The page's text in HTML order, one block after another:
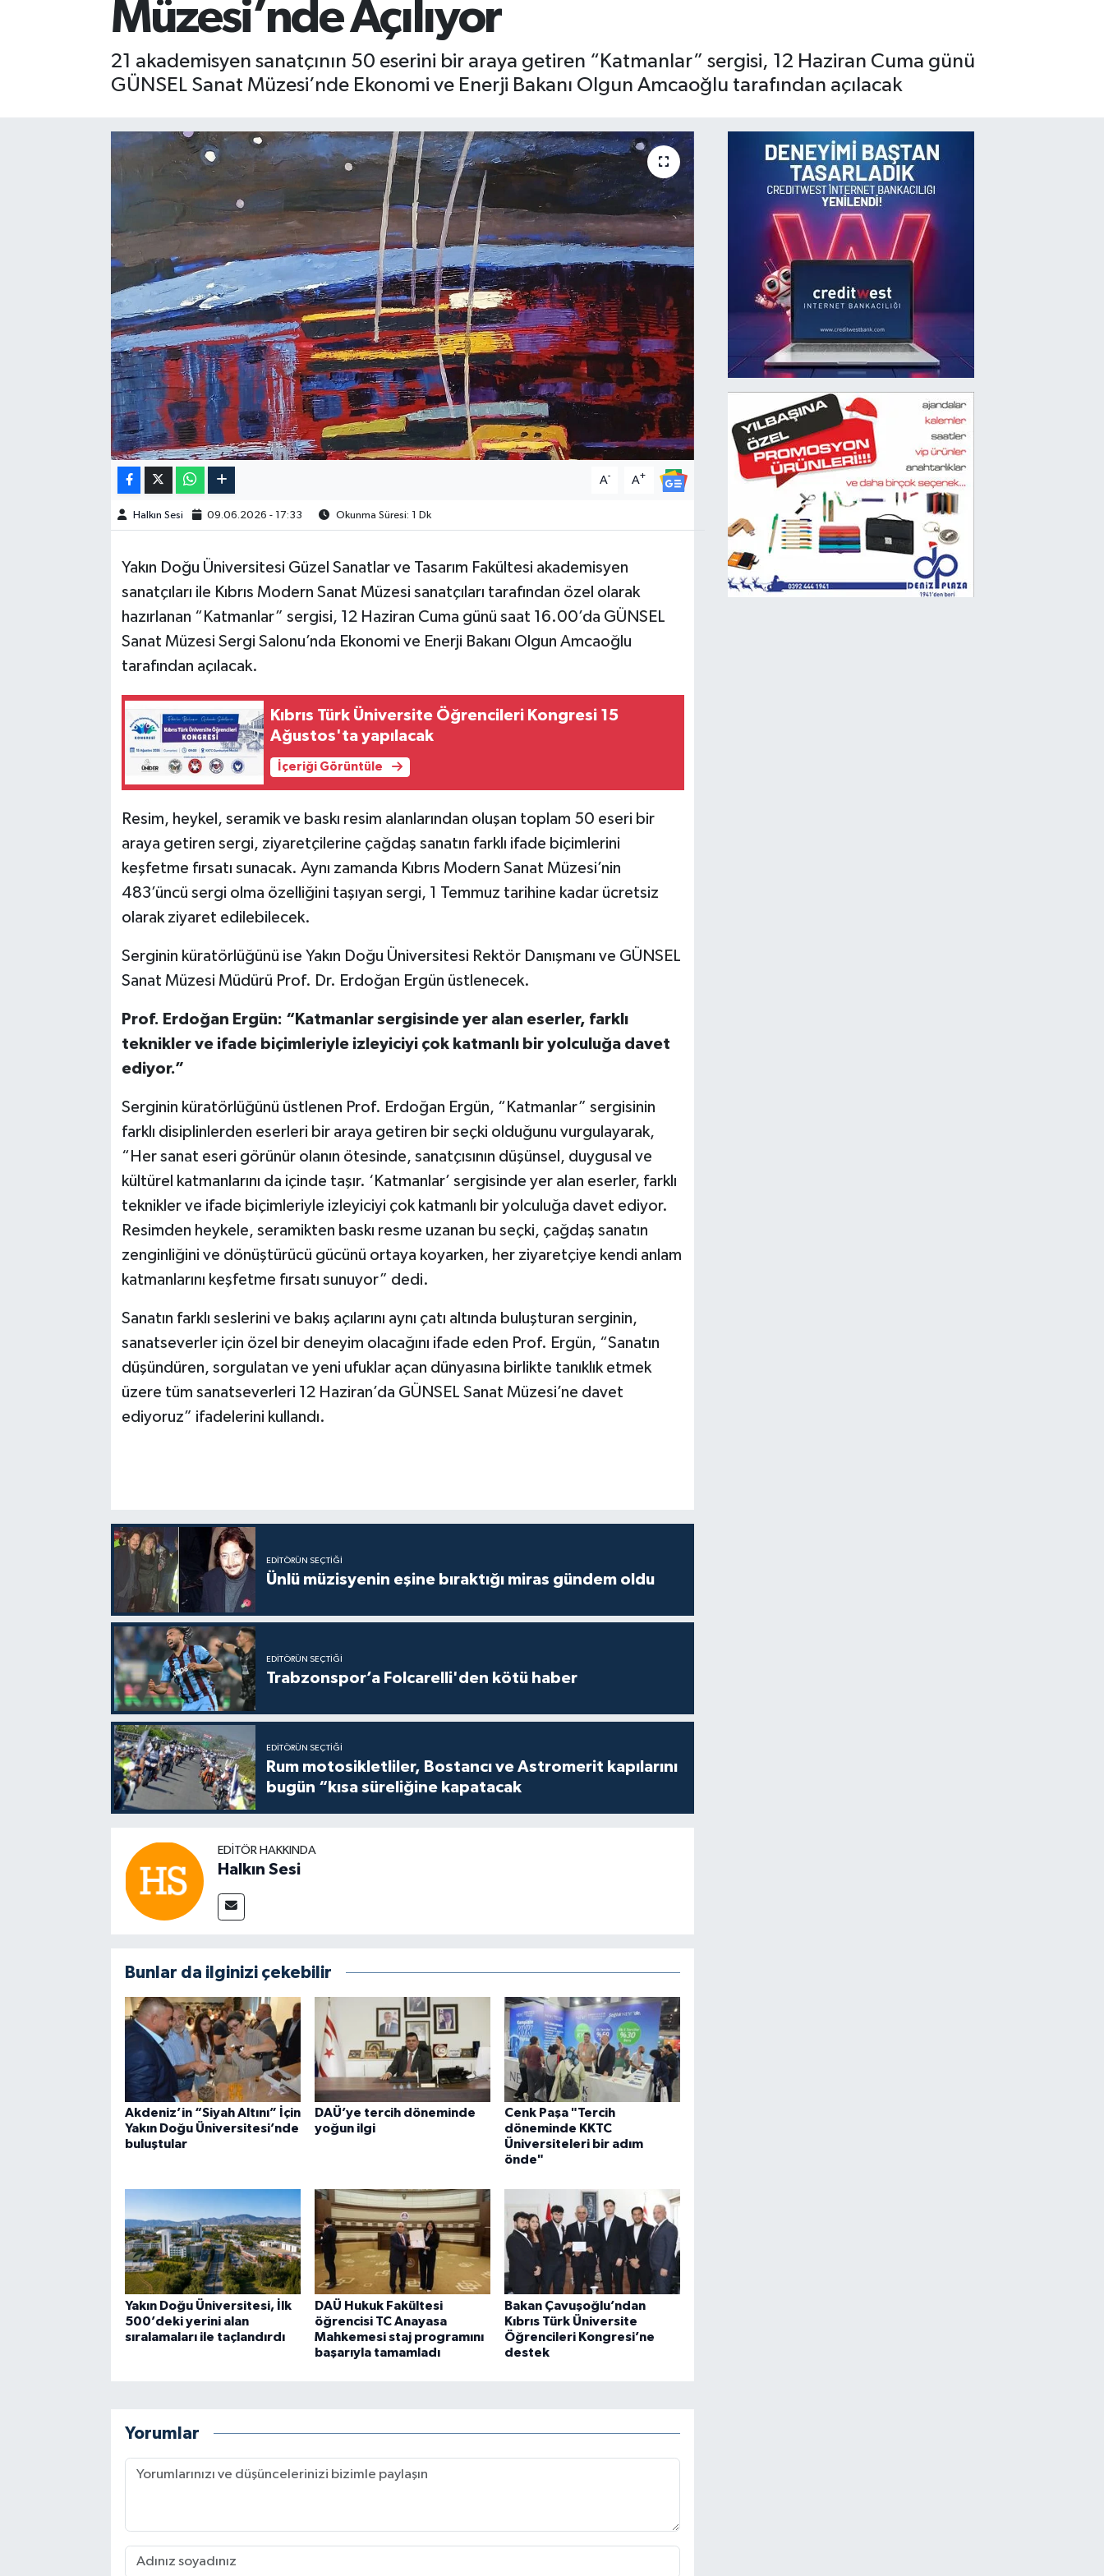
Müzesi’nde Açılıyor
21 akademisyen sanatçının 50 eserini bir araya getiren “Katmanlar” sergisi, 12 Haziran Cuma günü
GÜNSEL Sanat Müzesi’nde Ekonomi ve Enerji Bakanı Olgun Amcaoğlu tarafından açılacak
A- A+
Halkın Sesi 09.06.2026 - 17:33 Okunma Süresi: 1 Dk
Yakın Doğu Üniversitesi Güzel Sanatlar ve Tasarım Fakültesi akademisyen
sanatçıları ile Kıbrıs Modern Sanat Müzesi sanatçıları tarafından özel olarak
hazırlanan “Katmanlar” sergisi, 12 Haziran Cuma günü saat 16.00’da GÜNSEL
Sanat Müzesi Sergi Salonu’nda Ekonomi ve Enerji Bakanı Olgun Amcaoğlu
tarafından açılacak.
Kıbrıs Türk Üniversite Öğrencileri Kongresi 15
Ağustos'ta yapılacak
İçeriği Görüntüle
Resim, heykel, seramik ve baskı resim alanlarından oluşan toplam 50 eseri bir
araya getiren sergi, ziyaretçilerine çağdaş sanatın farklı ifade biçimlerini
keşfetme fırsatı sunacak. Aynı zamanda Kıbrıs Modern Sanat Müzesi’nin
483’üncü sergi olma özelliğini taşıyan sergi, 1 Temmuz tarihine kadar ücretsiz
olarak ziyaret edilebilecek.
Serginin küratörlüğünü ise Yakın Doğu Üniversitesi Rektör Danışmanı ve GÜNSEL
Sanat Müzesi Müdürü Prof. Dr. Erdoğan Ergün üstlenecek.
Prof. Erdoğan Ergün: “Katmanlar sergisinde yer alan eserler, farklı
teknikler ve ifade biçimleriyle izleyiciyi çok katmanlı bir yolculuğa davet
ediyor.”
Serginin küratörlüğünü üstlenen Prof. Erdoğan Ergün, “Katmanlar” sergisinin
farklı disiplinlerden eserleri bir araya getiren bir seçki olduğunu vurgulayarak,
“Her sanat eseri görünür olanın ötesinde, sanatçısının düşünsel, duygusal ve
kültürel katmanlarını da içinde taşır. ‘Katmanlar’ sergisinde yer alan eserler, farklı
teknikler ve ifade biçimleriyle izleyiciyi çok katmanlı bir yolculuğa davet ediyor.
Resimden heykele, seramikten baskı resme uzanan bu seçki, çağdaş sanatın
zenginliğini ve dönüştürücü gücünü ortaya koyarken, her ziyaretçiye kendi anlam
katmanlarını keşfetme fırsatı sunuyor” dedi.
Sanatın farklı seslerini ve bakış açılarını aynı çatı altında buluşturan serginin,
sanatseverler için özel bir deneyim olacağını ifade eden Prof. Ergün, “Sanatın
düşündüren, sorgulatan ve yeni ufuklar açan dünyasına birlikte tanıklık etmek
üzere tüm sanatseverleri 12 Haziran’da GÜNSEL Sanat Müzesi’ne davet
ediyoruz” ifadelerini kullandı.
EDITÖRÜN SEÇTIĞI
Ünlü müzisyenin eşine bıraktığı miras gündem oldu
EDITÖRÜN SEÇTIĞI
Trabzonspor’a Folcarelli'den kötü haber
EDITÖRÜN SEÇTIĞI
Rum motosikletliler, Bostancı ve Astromerit kapılarını
bugün “kısa süreliğine kapatacak
EDITÖR HAKKINDA
Halkın Sesi
Bunlar da ilginizi çekebilir
Akdeniz’in “Siyah Altını” İçin
Yakın Doğu Üniversitesi’nde
buluştular
DAÜ’ye tercih döneminde
yoğun ilgi
Cenk Paşa "Tercih
döneminde KKTC
Üniversiteleri bir adım
önde"
Yakın Doğu Üniversitesi, İlk
500’deki yerini alan
sıralamaları ile taçlandırdı
DAÜ Hukuk Fakültesi
öğrencisi TC Anayasa
Mahkemesi staj programını
başarıyla tamamladı
Bakan Çavuşoğlu’ndan
Kıbrıs Türk Üniversite
Öğrencileri Kongresi’ne
destek
Yorumlar